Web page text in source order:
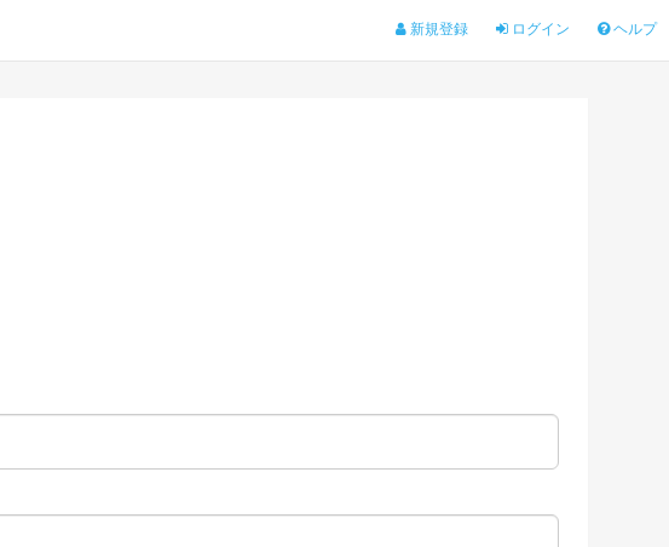
新規登録 ログイン ヘルプ